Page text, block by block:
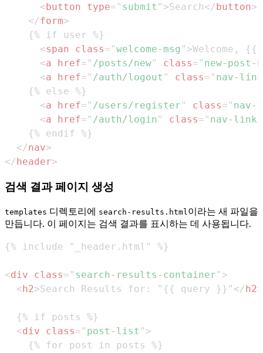
<button type= " submit " >Search</button>
</form>
<span class= "welcome-msg " >Welcome, {{
<a href= " /posts/new" class= " new-post-
<a href= " /auth/logout " class= " nav-link
<a href= " /users/register " class= " nav-
<a href= " /auth/login " class= " nav-link
</nav>
</header>
검색 결과 페이지 생성
templates 디렉토리에 search-results.html이라는 새 파일을
만듭니다. 이 페이지는 검색 결과를 표시하는 데 사용됩니다.
<div class= " search-results-container " >
<h2>Search Results for: "{{ query }}" </h2>
<div class= " post-list " >